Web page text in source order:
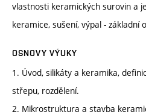
vlastnosti keramických surovin a
keramice, sušení, výpal - základní
OSNOVY VÝUKY
1. Úvod, silikáty a keramika,
střepu, rozdělení.
2. Mikrostruktura a stavba